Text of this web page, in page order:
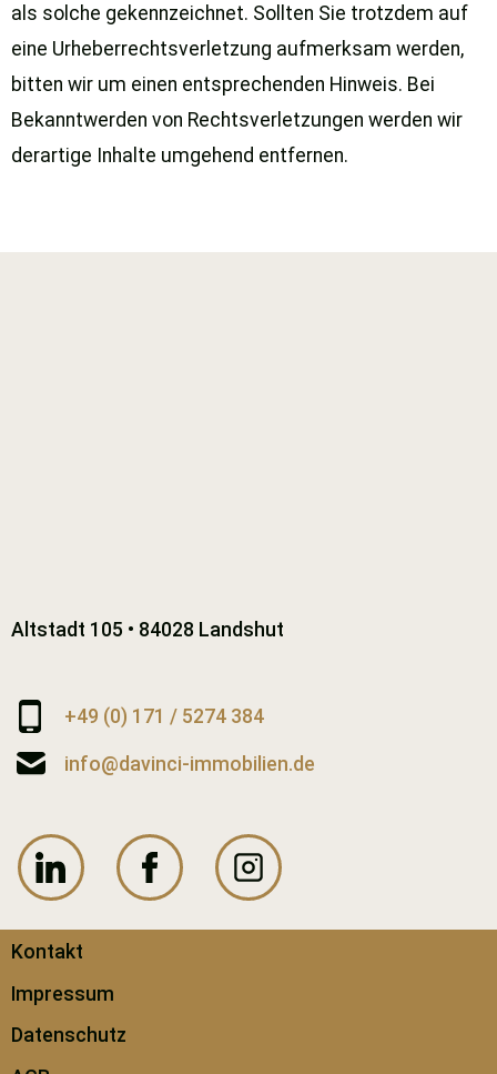
als solche gekennzeichnet. Sollten Sie trotzdem auf
eine Urheberrechtsverletzung aufmerksam werden,
bitten wir um einen entsprechenden Hinweis. Bei
Bekanntwerden von Rechtsverletzungen werden wir
derartige Inhalte umgehend entfernen.
Altstadt 105 • 84028 Landshut
+49 (0) 171 / 5274 384
info@davinci-immobilien.de
Kontakt
Impressum
Datenschutz